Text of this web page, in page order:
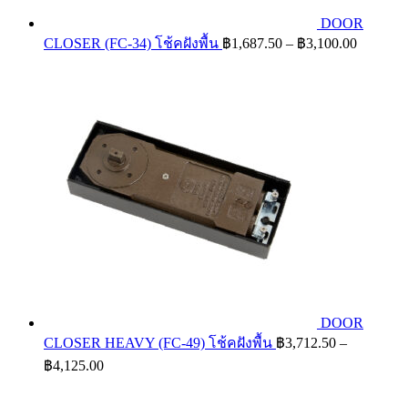
DOOR
CLOSER (FC-34) โช้คฝังพื้น ฿1,687.50 – ฿3,100.00Price
DOOR
CLOSER HEAVY (FC-49) โช้คฝังพื้น ฿3,712.50 –
฿4,125.00Price